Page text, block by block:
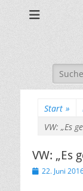
Suchen
nach:
Start »
VW: „Es
VW: „Es
Veröffentlicht
22. Juni